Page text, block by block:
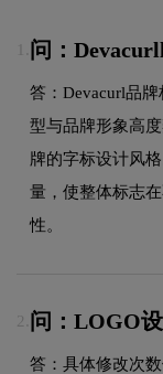
问：
答：Devacurl品
型与品牌形象高
牌的字标设计风
量，使整体标志
性。
2. 问：LOGO
答：具体修改次